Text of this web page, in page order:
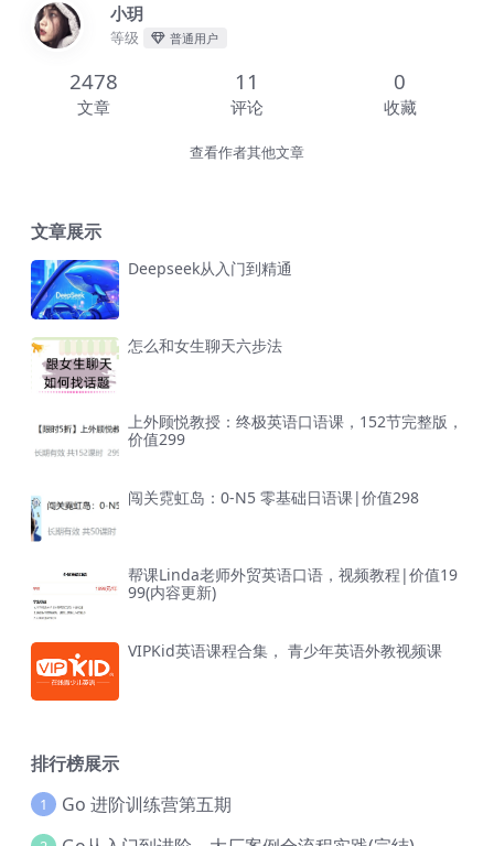
小玥
等级 普通用户
2478
文章
11
评论
0
收藏
查看作者其他文章
文章展示
Deepseek从入门到精通
怎么和女生聊天六步法
上外顾悦教授：终极英语口语课，152节完整版，
价值299
闯关霓虹岛：0-N5 零基础日语课|价值298
帮课Linda老师外贸英语口语，视频教程|价值19
99(内容更新)
VIPKid英语课程合集， 青少年英语外教视频课
排行榜展示
1 Go 进阶训练营第五期